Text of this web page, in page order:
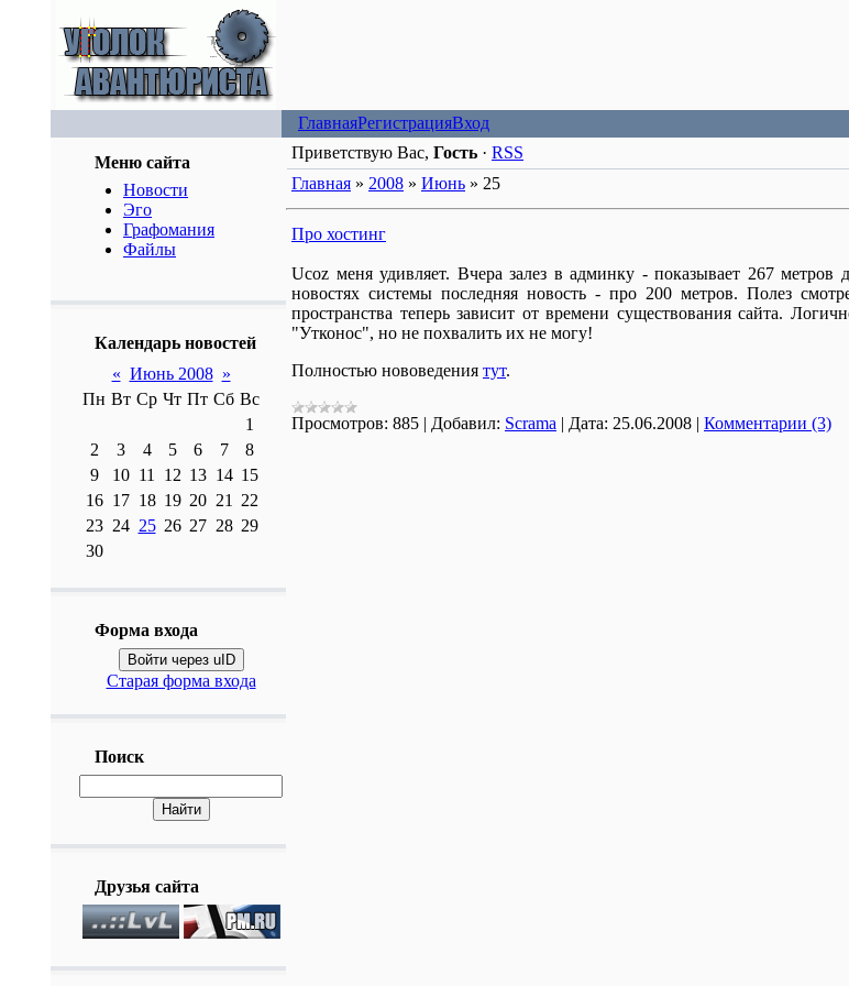
ГлавнаяРегистрацияВход
Меню сайта
Новости
Эго
Графомания
Файлы
Календарь новостей
« Июнь 2008 »
Пн Вт Ср Чт Пт Сб Вс
1
2
3 4 5 6 7
8
9
10 11 12 13 14 15
16 17 18 19 20 21
22
23 24 25 26 27 28 29
30
Форма входа
Войти через uID
Старая форма входа
Поиск
Друзья сайта
Приветствую Вас, Гость · RSS
Главная » 2008 » Июнь » 25
Про хостинг
Ucoz меня удивляет. Вчера залез в админку - показывает 267 метров
новостях системы последняя новость - про 200 метров. Полез
пространства теперь зависит от времени существования сайта.
"Утконос", но не похвалить их не могу!
Полностью нововедения тут.
Просмотров: 885 | Добавил: Scrama | Дата: 25.06.2008 | Комментарии (3)